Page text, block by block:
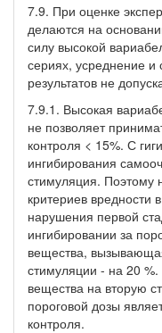
7.9. При оценке
делаются на
силу высокой
сериях, усреднение и
результатов не
7.9.1. Высокая
не позволяет
контроля < 15%. С
ингибирования
стимуляция.
критериев вредности
нарушения первой
ингибировании за
вещества,
стимуляции - на 20
вещества на вторую
пороговой дозы
контроля.